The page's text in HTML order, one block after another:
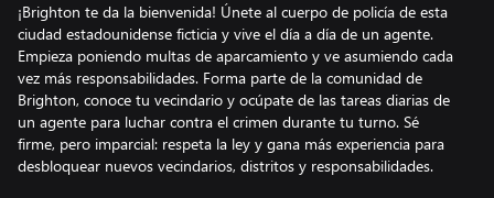
¡Brighton te da la bienvenida! Únete al cuerpo de policía de esta
ciudad estadounidense ficticia y vive el día a día de un agente.
Empieza poniendo multas de aparcamiento y ve asumiendo cada
vez más responsabilidades. Forma parte de la comunidad de
Brighton, conoce tu vecindario y ocúpate de las tareas diarias de
un agente para luchar contra el crimen durante tu turno. Sé
firme, pero imparcial: respeta la ley y gana más experiencia para
desbloquear nuevos vecindarios, distritos y responsabilidades.